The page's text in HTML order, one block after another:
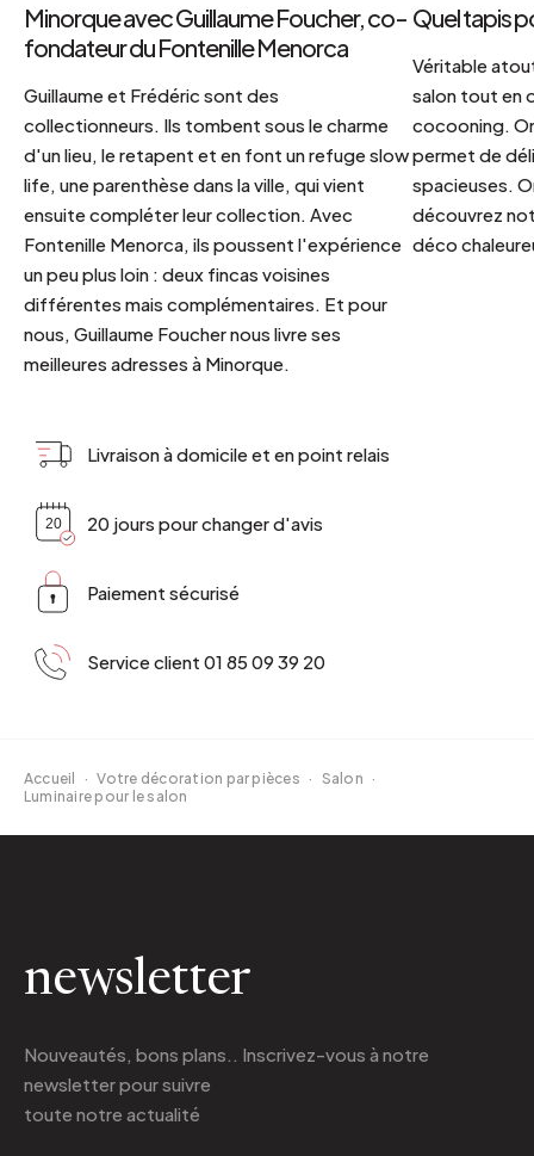
Minorque avec Guillaume Foucher, co-
fondateur du Fontenille Menorca
Guillaume et Frédéric sont des
collectionneurs. Ils tombent sous le charme
d'un lieu, le retapent et en font un refuge slow
life, une parenthèse dans la ville, qui vient
ensuite compléter leur collection. Avec
Fontenille Menorca, ils poussent l'expérience
un peu plus loin : deux fincas voisines
différentes mais complémentaires. Et pour
nous, Guillaume Foucher nous livre ses
meilleures adresses à Minorque.
Quel tapis
Véritable
salon tout en
cocooning.
permet de
spacieuses.
découvrez
déco
Livraison à domicile et en point relais
20 jours pour changer d'avis
Paiement sécurisé
Service client 01 85 09 39 20
Accueil · Votre décoration par pièces · Salon ·
Luminaire pour le salon
newsletter
Nouveautés, bons plans.. Inscrivez-vous à notre
newsletterpour suivre
toute notre actualité